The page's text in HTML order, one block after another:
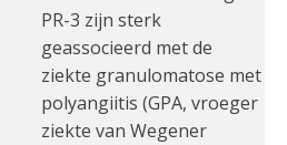
PR-3 zijn sterk
geassocieerd met de
ziekte granulomatose met
polyangiitis (GPA, vroeger
ziekte van Wegener